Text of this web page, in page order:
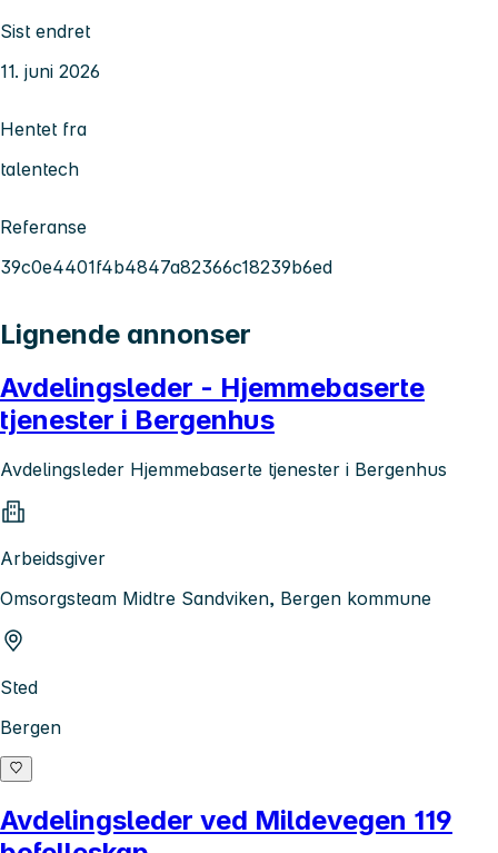
Sist endret
11. juni 2026
Hentet fra
talentech
Referanse
39c0e4401f4b4847a82366c18239b6ed
Lignende annonser
Avdelingsleder - Hjemmebaserte
tjenester i Bergenhus
Avdelingsleder Hjemmebaserte tjenester i Bergenhus
Arbeidsgiver
Omsorgsteam Midtre Sandviken, Bergen kommune
Sted
Bergen
Avdelingsleder ved Mildevegen 119